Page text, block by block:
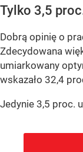
Tylko 3,5
Dobrą opinię o
Zdecydowana
umiarkowany
wskazało 32,4
Jedynie 3,5 proc.